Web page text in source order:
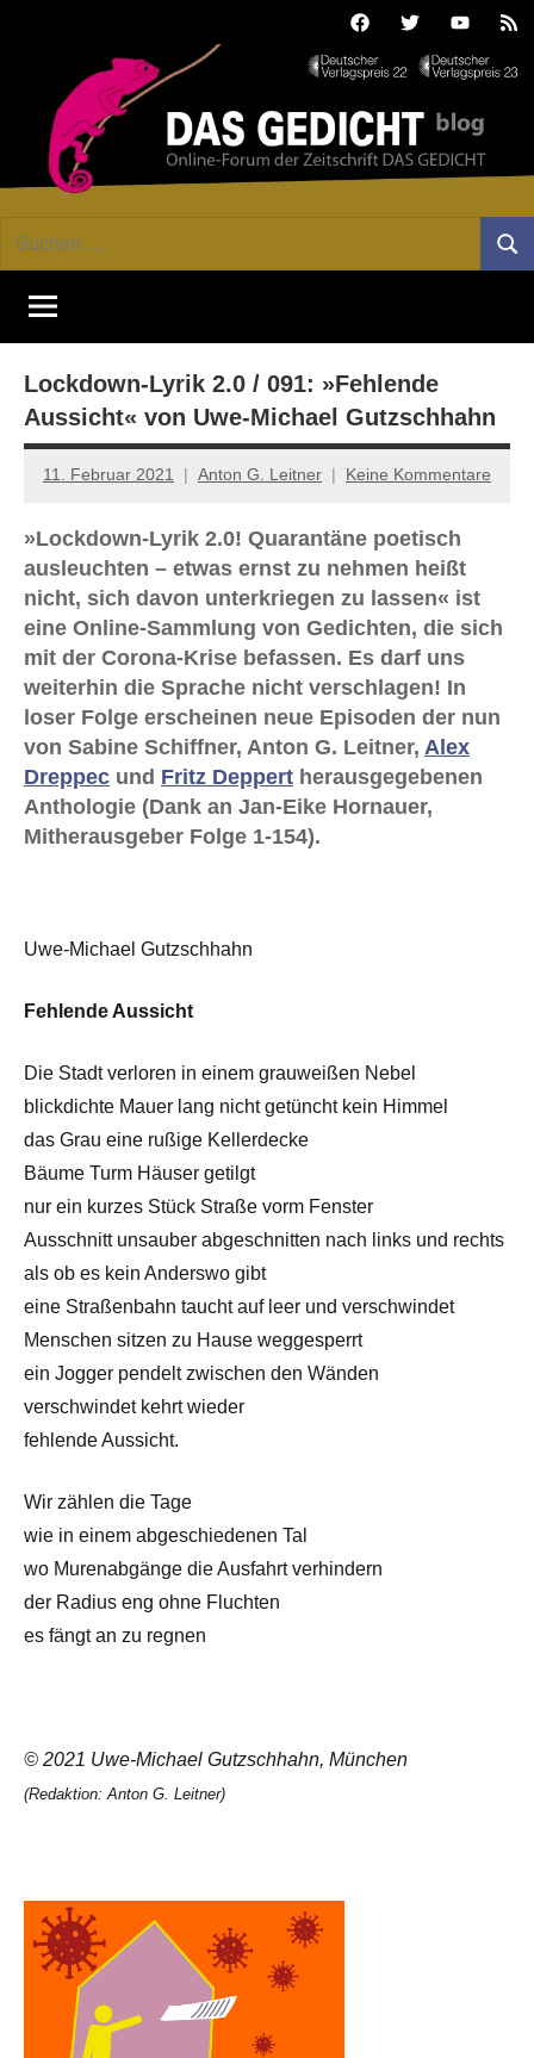
FacebookTwitterYoutube
GEDICHT
blog
Forum
von
DAS
Lyrik,
Essay
Suchen
Lockdown-Lyrik 2.0 / 091: »Fehlende
Aussicht« von Uwe-Michael Gutzschhahn
11. Februar 2021 Anton G. Leitner Keine Kommentare
»Lockdown-Lyrik 2.0! Quarantäne poetisch
ausleuchten – etwas ernst zu nehmen heißt
nicht, sich davon unterkriegen zu lassen« ist
eine Online-Sammlung von Gedichten, die sich
mit der Corona-Krise befassen. Es darf uns
weiterhin die Sprache nicht verschlagen! In
loser Folge erscheinen neue Episoden der nun
von Sabine Schiffner, Anton G. Leitner, Alex
Dreppec und Fritz Deppert herausgegebenen
Anthologie (Dank an Jan-Eike Hornauer,
Mitherausgeber Folge 1-154).
Uwe-Michael Gutzschhahn
Fehlende Aussicht
Die Stadt verloren in einem grauweißen Nebel
blickdichte Mauer lang nicht getüncht kein Himmel
das Grau eine rußige Kellerdecke
Bäume Turm Häuser getilgt
nur ein kurzes Stück Straße vorm Fenster
Ausschnitt unsauber abgeschnitten nach links und rechts
als ob es kein Anderswo gibt
eine Straßenbahn taucht auf leer und verschwindet
Menschen sitzen zu Hause weggesperrt
ein Jogger pendelt zwischen den Wänden
verschwindet kehrt wieder
fehlende Aussicht.
Wir zählen die Tage
wie in einem abgeschiedenen Tal
wo Murenabgänge die Ausfahrt verhindern
der Radius eng ohne Fluchten
es fängt an zu regnen
© 2021 Uwe-Michael Gutzschhahn, München
(Redaktion: Anton G. Leitner)